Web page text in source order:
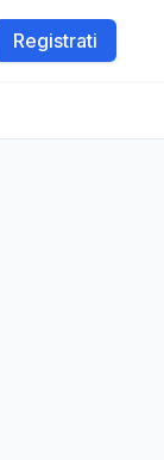
Registrati